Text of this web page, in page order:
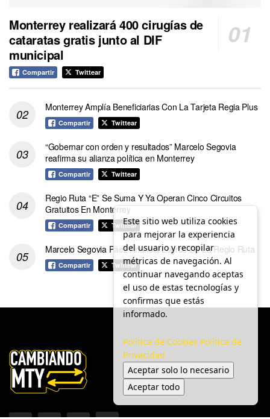
Monterrey realizará 400 cirugías de
cataratas gratis junto al DIF
municipal
Compartir Twittear
Monterrey Amplía Beneficiarias Con La Tarjeta Regia Plus
Compartir Twittear
“Gobernar con orden y resultados” Marcelo Segovia
reafirma su alianza política en Monterrey
Compartir Twittear
Regio Ruta “E” Se Suma Y Ya Operan Cinco Circuitos
Gratuitos En Monterrey
Compartir Twittear
Marcelo Segovia Páez Anuncia Logros De La Regio Ruta
Compartir Twittear
Este sitio web utiliza cookies
para mejorar la experiencia
del usuario y recopilar
métricas de navegación. Al
continuar navegando aceptas
el uso de estas tecnologías y
confirmas que estás
informado.
Política de Cookies Política de
Privacidad
Aceptar solo lo necesario
Aceptar todo